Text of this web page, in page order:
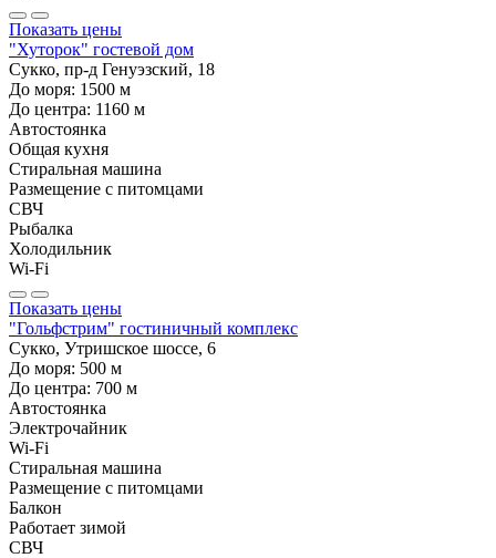
Показать цены
"Хуторок" гостевой дом
Сукко, пр-д Генуэзский, 18
До моря: 1500 м
До центра: 1160 м
Автостоянка
Общая кухня
Стиральная машина
Размещение с питомцами
СВЧ
Рыбалка
Холодильник
Wi-Fi
Показать цены
"Гольфстрим" гостиничный комплекс
Сукко, Утришское шоссе, 6
До моря: 500 м
До центра: 700 м
Автостоянка
Электрочайник
Wi-Fi
Стиральная машина
Размещение с питомцами
Балкон
Работает зимой
СВЧ